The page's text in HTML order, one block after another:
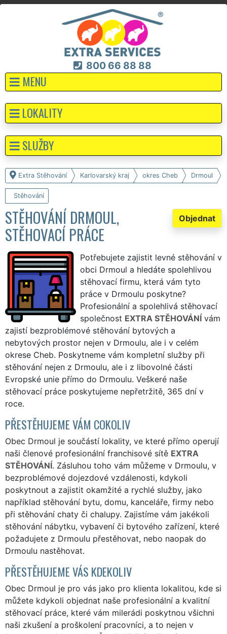
800 66 88 88
MENU
Extra Stěhování Karlovarský kraj okres Cheb Drmoul
Stěhování
Objednat
STĚHOVÁNÍ DRMOUL,
STĚHOVACÍ PRÁCE
Potřebujete zajistit levné stěhování v
obci Drmoul a hledáte spolehlivou
stěhovací firmu, která vám tyto
práce v Drmoulu poskytne?
Profesionální a spolehlivá stěhovací
společnost EXTRA STĚHOVÁNÍ vám
zajistí bezproblémové stěhování bytových a
nebytových prostor nejen v Drmoulu, ale i v celém
okrese Cheb. Poskytneme vám kompletní služby při
stěhování nejen z Drmoulu, ale i z libovolné části
Evropské unie přímo do Drmoulu. Veškeré naše
stěhovací práce poskytujeme nepřetržitě, 365 dní v
roce.
PŘESTĚHUJEME VÁM COKOLIV
Obec Drmoul je součástí lokality, ve které přímo operují
naši členové profesionální franchisové sítě EXTRA
STĚHOVÁNÍ. Zásluhou toho vám můžeme v Drmoulu, v
bezproblémové dojezdové vzdálenosti, kdykoli
poskytnout a zajistit okamžité a rychlé služby, jako
například stěhování bytu, domu, kanceláře, firmy nebo
při stěhování chaty či chalupy. Zajistíme vám jakékoli
stěhování nábytku, vybavení či bytového zařízení, které
požadujete z Drmoulu přestěhovat, nebo naopak do
Drmoulu nastěhovat.
PŘESTĚHUJEME VÁS KDEKOLIV
Obec Drmoul je pro vás jako pro klienta lokalitou, kde si
můžete kdykoli objednat naše profesionální a kvalitní
stěhovací práce, které vám milerádi poskytnou všichni
naši zkušení a proškolení pracovníci, a to nejen v
LOKALITY
SLUŽBY